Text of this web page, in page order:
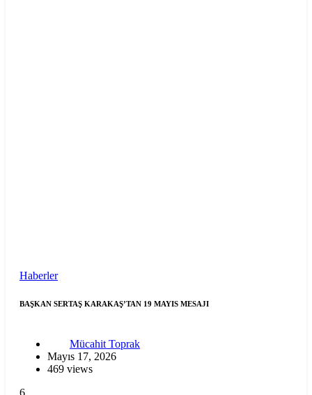
Haberler
BAŞKAN SERTAŞ KARAKAŞ’TAN 19 MAYIS MESAJI
Mücahit Toprak
Mayıs 17, 2026
469 views